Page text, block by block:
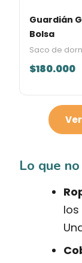
Guardián
Bolsa
Saco de
$180.000
Lo que